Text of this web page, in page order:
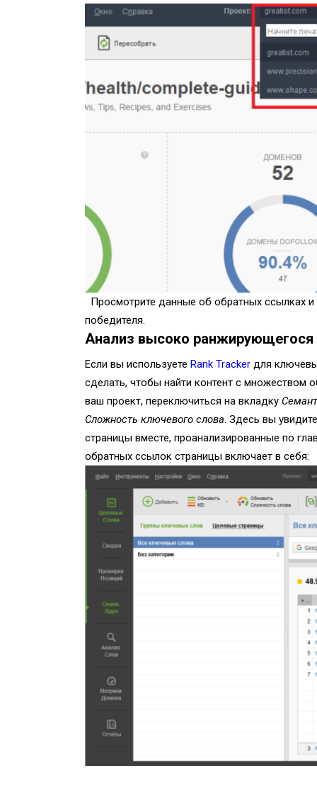
Просмотрите данные об обратных ссылках
победителя.
Анализ высоко ранжирующегося
Если вы используете Rank Tracker для
сделать, чтобы найти контент с множеством
ваш проект, переключиться на вкладку
Сложность ключевого слова. Здесь вы
страницы вместе, проанализированные по
обратных ссылок страницы включает в себя: